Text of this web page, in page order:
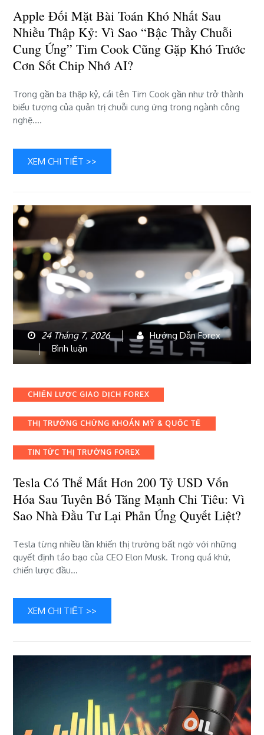
nhất
sau
nhiều
thập
kỷ:
sao
“bậc
ứng”
gặp
khó
chip
nhớ
AI?
Apple Đối Mặt Bài Toán Khó Nhất Sau
Nhiều Thập Kỷ: Vì Sao “bậc Thầy Chuỗi
Cung Ứng” Tim Cook Cũng Gặp Khó Trước
Cơn Sốt Chip Nhớ AI?
Trong gần ba thập kỷ, cái tên Tim Cook gần như trở thành
biểu tượng của quản trị chuỗi cung ứng trong ngành công
nghệ….
XEM CHI TIẾT >>
24 Tháng 7, 2026
Hướng Dẫn Forex
Bình luận
có
thể
hơn
tỷ
vốn
hóa
sau
tuyên
tăng
mạnh
sao
lại
quyết
liệt?
Categories
CHIẾN LƯỢC GIAO DỊCH FOREX
THỊ TRƯỜNG CHỨNG KHOÁN MỸ & QUỐC TẾ
TIN TỨC THỊ TRƯỜNG FOREX
Tesla Có Thể Mất Hơn 200 Tỷ USD Vốn
Hóa Sau Tuyên Bố Tăng Mạnh Chi Tiêu: Vì
Sao Nhà Đầu Tư Lại Phản Ứng Quyết Liệt?
Tesla từng nhiều lần khiến thị trường bất ngờ với những
quyết định táo bạo của CEO Elon Musk. Trong quá khứ,
chiến lược đầu…
XEM CHI TIẾT >>